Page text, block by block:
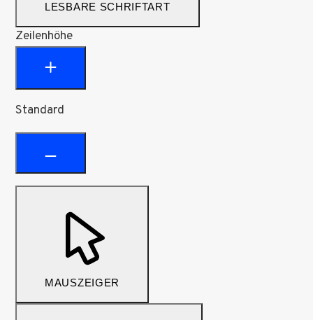
LESBARE SCHRIFTART
Zeilenhöhe
Standard
MAUSZEIGER